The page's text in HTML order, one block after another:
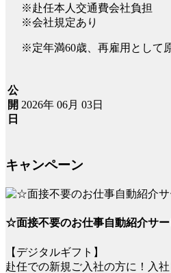
※赴任本人交通費会社負担
※会社規定あり
※定年満60歳、再雇用として
公
開
日
2026年 06月 03日
キャンペーン
☆面接不要のお仕事自動紹介サ
【デジタルギフト】
赴任での新規ご入社の方に！入